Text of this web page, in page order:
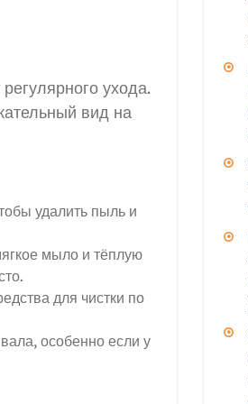
ухода.
вид на
удалить пыль и
мыло и тёплую
для чистки по
особенно если у